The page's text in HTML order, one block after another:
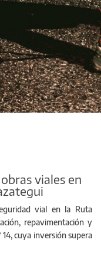
viales en
vial en la Ruta
repavimentación y
cuya inversión supera